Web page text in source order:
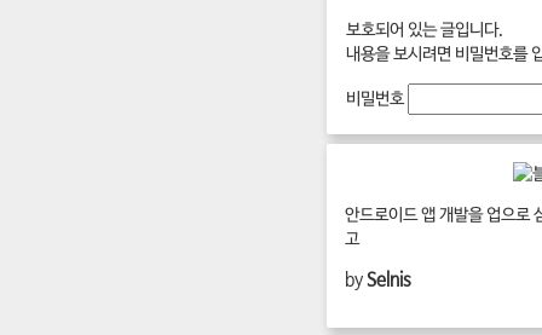
보호되어 있는 글입니다.
내용을 보시려면 비밀번호를
비밀번호
안드로이드 앱 개발을 업으로
고
bySelnis